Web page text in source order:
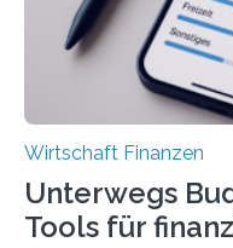
Wirtschaft Finanzen
Unterwegs
Tools für